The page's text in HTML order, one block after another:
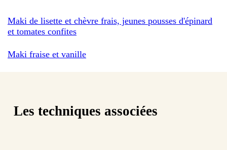
Maki de lisette et chèvre frais, jeunes pousses d'épinard
et tomates confites
Maki fraise et vanille
Les techniques associées